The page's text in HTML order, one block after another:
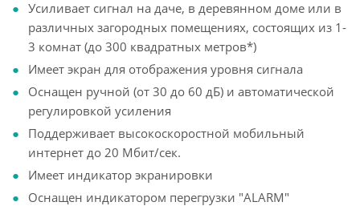
Усиливает сигнал на даче, в деревянном доме или в
различных загородных помещениях, состоящих из 1-
3 комнат (до 300 квадратных метров*)
Имеет экран для отображения уровня сигнала
Оснащен ручной (от 30 до 60 дБ) и автоматической
регулировкой усиления
Поддерживает высокоскоростной мобильный
интернет до 20 Мбит/сек.
Имеет индикатор экранировки
Оснащен индикатором перегрузки "ALARM"